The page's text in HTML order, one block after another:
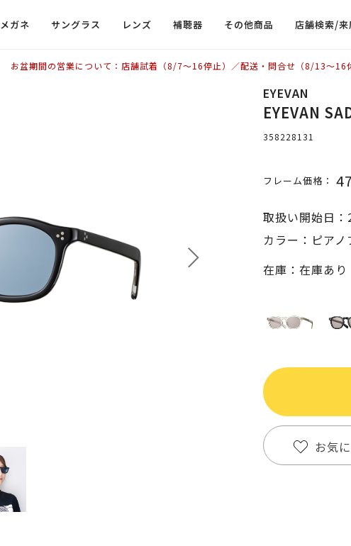
メガネ サングラス レンズ 補聴器 その他商品 店舗検索/
お盆期間の営業について：店舗試着（8/7〜16停止）／配送・問合せ（8/13〜16
EYEVAN
EYEVAN
358228131
フレーム価格：
取扱い開始日
カラー：ピア
在庫：在庫あり
お気